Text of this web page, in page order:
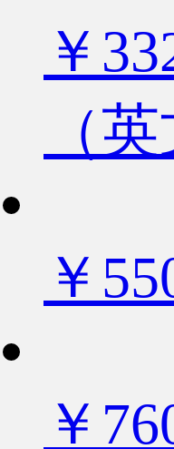
￥
（英
￥
￥